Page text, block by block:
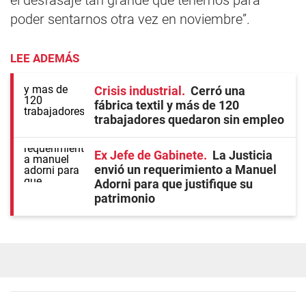
poder sentarnos otra vez en noviembre”.
LEE ADEMÁS
Crisis industrial
Cerró una
fábrica textil y más de 120
trabajadores quedaron sin empleo
Ex Jefe de Gabinete
La Justicia
envió un requerimiento a Manuel
Adorni para que justifique su
patrimonio